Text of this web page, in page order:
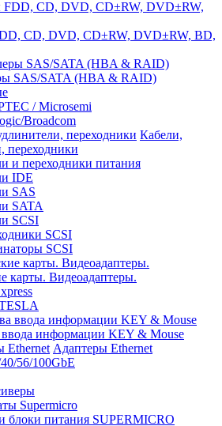
CD, DVD, CD±RW, DVD±RW, BD,
SAS/SATA (HBA & RAID)
/ Microsemi
Broadcom
Кабели,
переходники
и переходники питания
IDE
SAS
SATA
SCSI
SCSI
SCSI
карты. Видеоадаптеры.
ввода информации KEY & Mouse
Адаптеры Ethernet
56/100GbE
Supermicro